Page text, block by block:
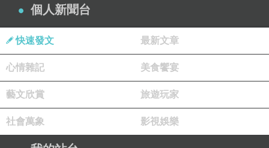
個人新聞台
快速發文 最新文章
心情雜記 美食饗宴
藝文欣賞 旅遊玩家
社會萬象 影視娛樂